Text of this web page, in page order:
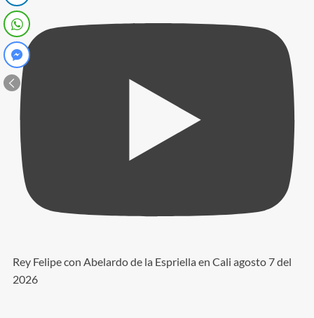
Rey Felipe con Abelardo de la Espriella en Cali agosto 7 del
2026